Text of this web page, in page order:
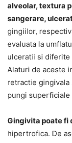
alveolar, textura
sangerare,
gingiilor,
evaluata la
ulceratii si diferite
Alaturi de aceste
retractie
pungi
Gingivita poate fi
hipertrofica. De